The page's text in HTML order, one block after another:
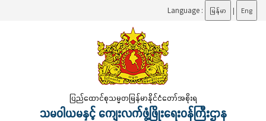
Language : မြန်မာ | Eng
ပြည်ထောင်စုသမ္မတမြန်မာနိုင်ငံတော်အစိုးရ
သမဝါယမနှင့် ကျေးလက်ဖွံ့ဖြိုးရေးဝန်ကြီးဌာန